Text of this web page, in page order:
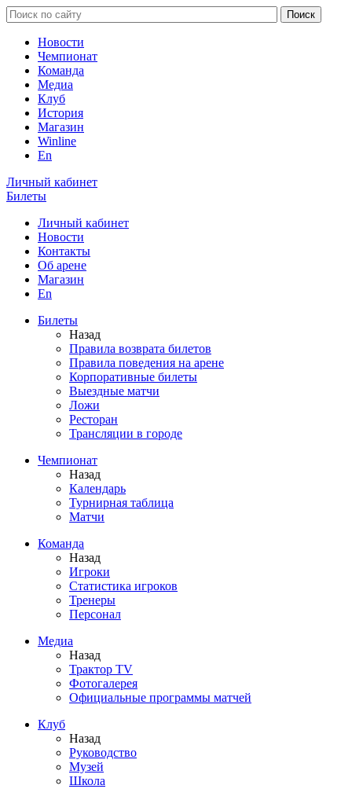
Новости
Чемпионат
Команда
Медиа
Клуб
История
Магазин
Winline
En
Личный кабинет
Билеты
Личный кабинет
Новости
Контакты
Об арене
Магазин
En
Билеты
Назад
Правила возврата билетов
Правила поведения на арене
Корпоративные билеты
Выездные матчи
Ложи
Ресторан
Трансляции в городе
Чемпионат
Назад
Календарь
Турнирная таблица
Матчи
Команда
Назад
Игроки
Статистика игроков
Тренеры
Персонал
Медиа
Назад
Трактор TV
Фотогалерея
Официальные программы матчей
Клуб
Назад
Руководство
Музей
Школа